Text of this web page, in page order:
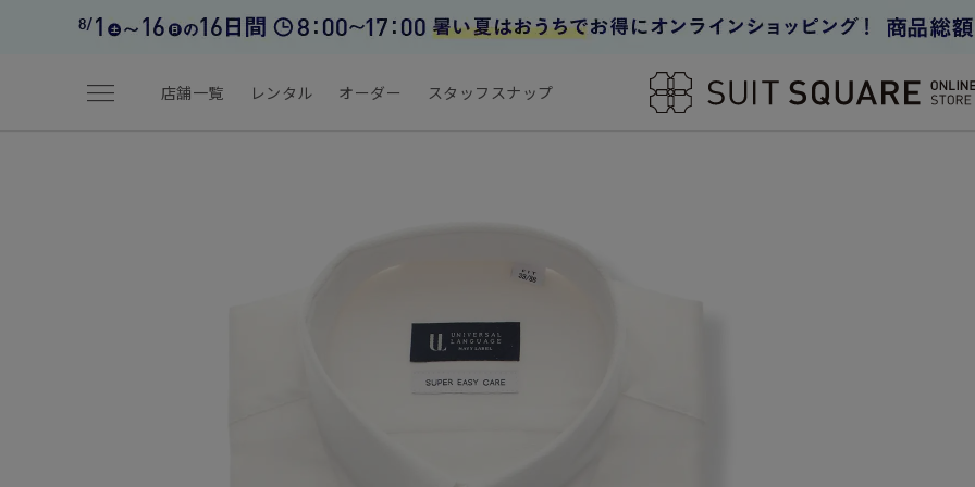
menu 店舗一覧 レンタル オーダー スタッフスナップ